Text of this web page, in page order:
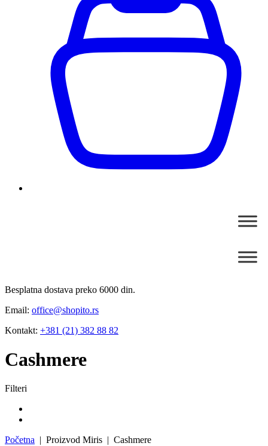
Besplatna dostava preko 6000 din.
Email: office@shopito.rs
Kontakt: +381 (21) 382 88 82
Cashmere
Filteri
Početna | Proizvod Miris | Cashmere